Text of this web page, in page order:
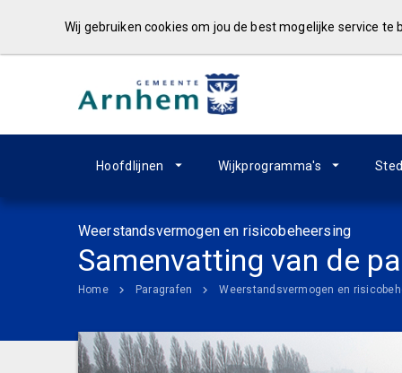
Hoofdlijnen Wijkprogramma's
Weerstandsvermogen en risicobeheersing
Samenvatting van de
Home Paragrafen Weerstandsvermogen en
Wij gebruiken cookies om jou de best mogelijke service